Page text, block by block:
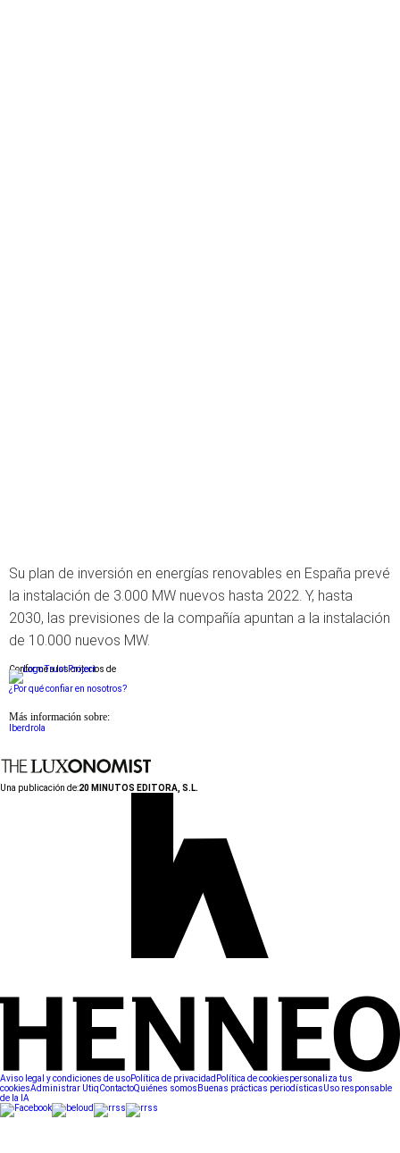
Su plan de inversión en energías renovables en España prevé
la instalación de 3.000 MW nuevos hasta 2022. Y, hasta
2030, las previsiones de la compañía apuntan a la instalación
de 10.000 nuevos MW.
Conforme a los criterios de
¿Por qué confiar en nosotros?
Más información sobre:
Iberdrola
Una publicación de:20 MINUTOS EDITORA, S.L.
Aviso legal y condiciones de usoPolítica de privacidad Política de cookiespersonaliza tus
cookiesAdministrar UtiqContactoQuiénes somos Buenas prácticas periodísticasUso responsable
de la IA